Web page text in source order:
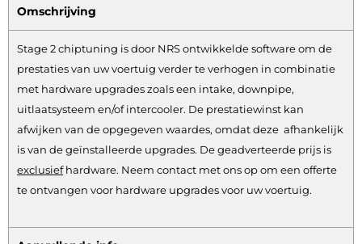
Omschrijving
Stage 2 chiptuning is door NRS ontwikkelde software om de
prestaties van uw voertuig verder te verhogen in combinatie
met hardware upgrades zoals een intake, downpipe,
uitlaatsysteem en/of intercooler. De prestatiewinst kan
afwijken van de opgegeven waardes, omdat deze afhankelijk
is van de geïnstalleerde upgrades. De geadverteerde prijs is
exclusiefhardware. Neem contact met ons op om een offerte
te ontvangen voor hardware upgrades voor uw voertuig.